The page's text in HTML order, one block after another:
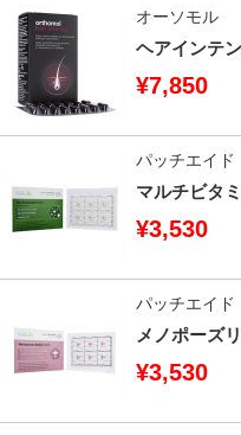
オーソモル
ヘアインテ
¥7,850
パッチエイド
マルチビタ
¥3,530
パッチエイド
メノポーズ
¥3,530